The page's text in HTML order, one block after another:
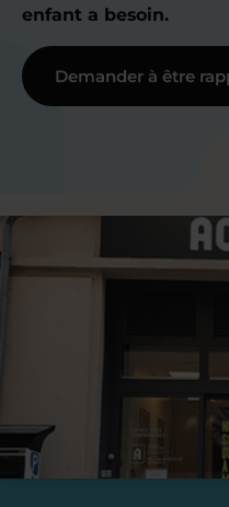
enfant a besoin.
Demander à être